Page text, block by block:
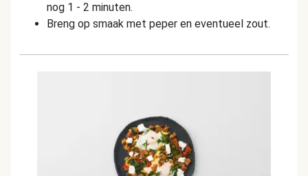
nog 1 - 2 minuten.
Breng op smaak met peper en eventueel zout.